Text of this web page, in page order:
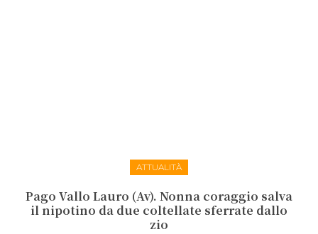
ATTUALITÀ
Pago Vallo Lauro (Av). Nonna coraggio salva
il nipotino da due coltellate sferrate dallo
zio